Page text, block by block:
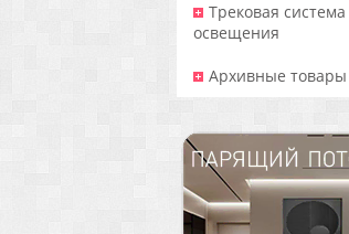
Трековая система
освещения
Архивные товары